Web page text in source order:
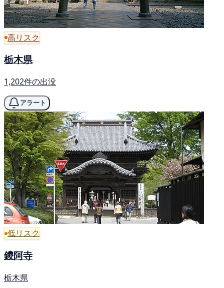
高リスク
栃木県
1,202件の出没
アラート
低リスク
鑁阿寺
栃木県